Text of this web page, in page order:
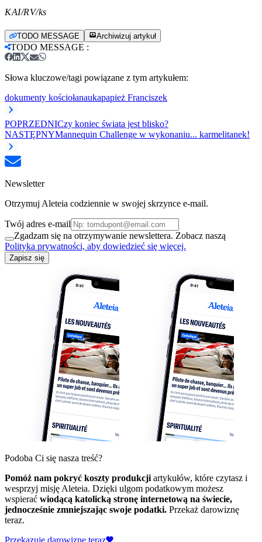
KAI/RV/ks
TODO MESSAGE Archiwizuj artykuł
TODO MESSAGE :
Słowa kluczowe/tagi powiązane z tym artykułem:
dokumenty kościołanaukapapież Franciszek
POPRZEDNICzy koniec świata jest blisko?
NASTĘPNYMannequin Challenge w wykonaniu... karmelitanek!
Newsletter
Otrzymuj Aleteia codziennie w swojej skrzynce e-mail.
Twój adres e-mail
Zgadzam się na otrzymywanie newslettera. Zobacz naszą
Polityka prywatności, aby dowiedzieć się więcej.
Zapisz się
Podoba Ci się nasza treść?
Pomóż nam pokryć koszty produkcji artykułów, które czytasz i
wesprzyj misję Aleteia. Dzięki ulgom podatkowym możesz
wspierać wiodącą katolicką stronę internetową na świecie,
jednocześnie zmniejszając swoje podatki. Przekaż darowiznę
teraz.
Przekazuję darowiznę teraz